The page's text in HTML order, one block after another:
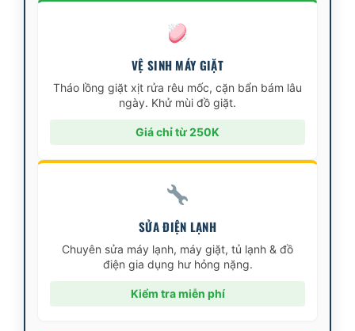
VỆ SINH MÁY GIẶT
Tháo lồng giặt xịt rửa rêu mốc, cặn bẩn bám lâu
ngày. Khử mùi đồ giặt.
Giá chỉ từ 250K
SỬA ĐIỆN LẠNH
Chuyên sửa máy lạnh, máy giặt, tủ lạnh & đồ
điện gia dụng hư hỏng nặng.
Kiểm tra miễn phí